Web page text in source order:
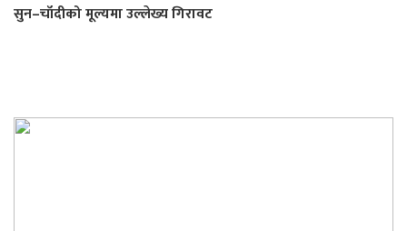
सुन–चाँदीको मूल्यमा उल्लेख्य गिरावट